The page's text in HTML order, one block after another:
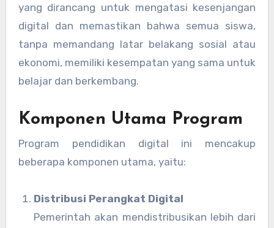
yang dirancang untuk mengatasi kesenjangan
digital dan memastikan bahwa semua siswa,
tanpa memandang latar belakang sosial atau
ekonomi, memiliki kesempatan yang sama untuk
belajar dan berkembang.
Komponen Utama Program
Program pendidikan digital ini mencakup
beberapa komponen utama, yaitu:
Distribusi Perangkat Digital
Pemerintah akan mendistribusikan lebih dari